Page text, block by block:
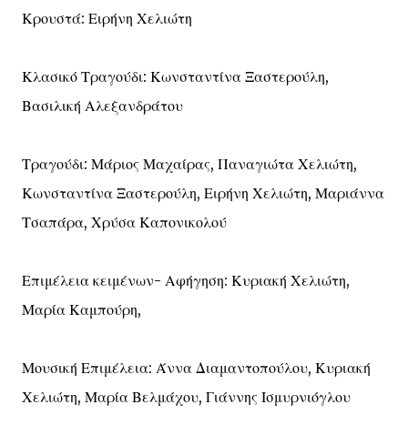
Κρουστά: Ειρήνη Χελιώτη
Κλασικό Τραγούδι: Κωνσταντίνα Ξαστερούλη,
Βασιλική Αλεξανδράτου
Τραγούδι: Μάριος Μαχαίρας, Παναγιώτα Χελιώτη,
Κωνσταντίνα Ξαστερούλη, Ειρήνη Χελιώτη, Μαριάννα
Τσαπάρα, Χρύσα Καπονικολού
Επιμέλεια κειμένων- Αφήγηση: Κυριακή Χελιώτη,
Μαρία Καμπούρη,
Μουσική Επιμέλεια: Άννα Διαμαντοπούλου, Κυριακή
Χελιώτη, Μαρία Βελμάχου, Γιάννης Ισμυρνιόγλου